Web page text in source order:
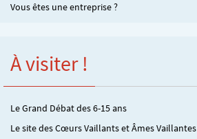
Vous êtes une entreprise ?
À visiter !
Le Grand Débat des 6-15 ans
Le site des Cœurs Vaillants et Âmes Vaillantes